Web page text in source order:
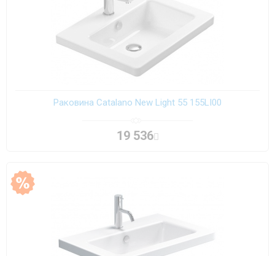
Раковина Catalano New Light 55 155LI00
19 536